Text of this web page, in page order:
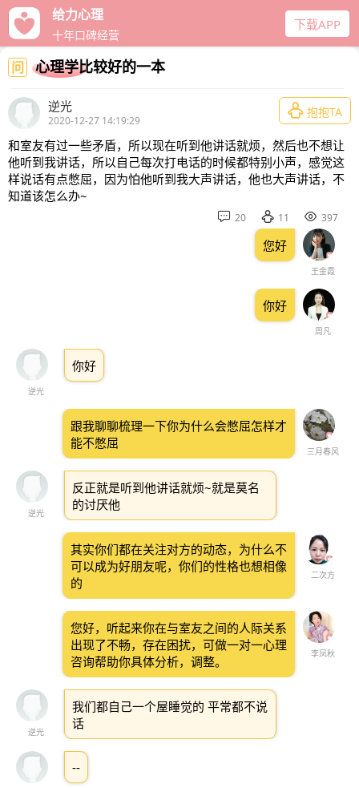
给力心理
十年口碑经营
下载APP
问 心理学比较好的一本
逆光
2020-12-27 14:19:29
 抱抱TA
和室友有过一些矛盾，所以现在听到他讲话就烦，然后也不想让
他听到我讲话，所以自己每次打电话的时候都特别小声，感觉这
样说话有点憋屈，因为怕他听到我大声讲话，他也大声讲话，不
知道该怎么办~
 20  11  397
王金霞
您好
周凡
你好
逆光
你好
三月春风
跟我聊聊梳理一下你为什么会憋屈怎样才
能不憋屈
逆光
反正就是听到他讲话就烦~就是莫名
的讨厌他
二次方
其实你们都在关注对方的动态，为什么不
可以成为好朋友呢，你们的性格也想相像
的
李凤秋
您好，听起来你在与室友之间的人际关系
出现了不畅，存在困扰，可做一对一心理
咨询帮助你具体分析，调整。
逆光
我们都自己一个屋睡觉的 平常都不说
话
--